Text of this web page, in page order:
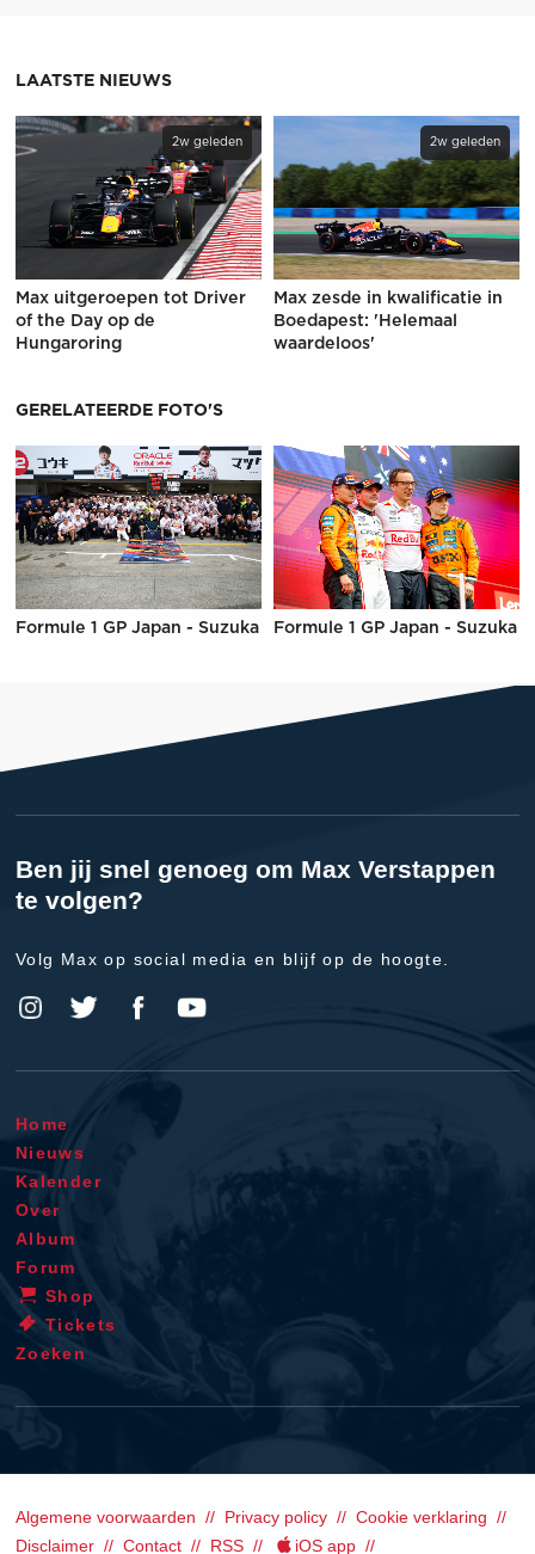
LAATSTE NIEUWS
2w geleden
Max uitgeroepen tot Driver
of the Day op de
Hungaroring
2w geleden
Max zesde in kwalificatie in
Boedapest: 'Helemaal
waardeloos'
GERELATEERDE FOTO'S
Formule 1 GP Japan - Suzuka Formule 1 GP Japan - Suzuka
Ben jij snel genoeg om Max Verstappen
te volgen?
Volg Max op social media en blijf op de hoogte.
Home
Nieuws
Kalender
Over
Album
Forum
Shop
Tickets
Zoeken
Algemene voorwaarden Privacy policy
Cookie verklaring
Disclaimer
Contact RSS iOS app